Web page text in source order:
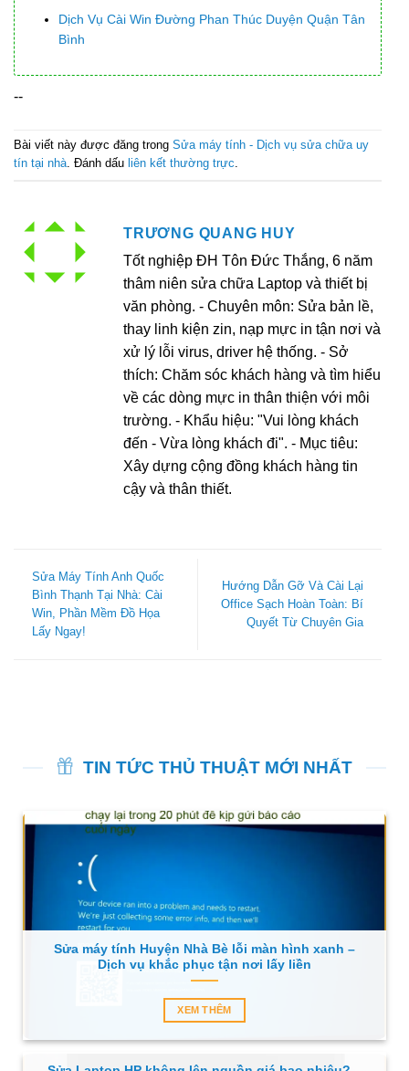
Dịch Vụ Cài Win Đường Phan Thúc Duyện Quận Tân
Bình
--
Bài viết này được đăng trong Sửa máy tính - Dịch vụ sửa chữa uy
tín tại nhà. Đánh dấu liên kết thường trực.
TRƯƠNG QUANG HUY
Tốt nghiệp ĐH Tôn Đức Thắng, 6 năm
thâm niên sửa chữa Laptop và thiết bị
văn phòng. - Chuyên môn: Sửa bản lề,
thay linh kiện zin, nạp mực in tận nơi và
xử lý lỗi virus, driver hệ thống. - Sở
thích: Chăm sóc khách hàng và tìm hiểu
về các dòng mực in thân thiện với môi
trường. - Khẩu hiệu: "Vui lòng khách
đến - Vừa lòng khách đi". - Mục tiêu:
Xây dựng cộng đồng khách hàng tin
cậy và thân thiết.
Sửa Máy Tính Anh Quốc
Bình Thạnh Tại Nhà: Cài
Win, Phần Mềm Đồ Họa
Lấy Ngay!
Hướng Dẫn Gỡ Và Cài Lại
Office Sạch Hoàn Toàn: Bí
Quyết Từ Chuyên Gia
TIN TỨC THỦ THUẬT MỚI NHẤT
Sửa máy tính Huyện Nhà Bè lỗi màn hình xanh –
Dịch vụ khắc phục tận nơi lấy liền
XEM THÊM